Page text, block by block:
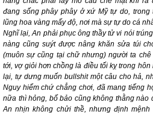
đang sống phây phây ở xứ Mỹ tự do,
lũng hoa vàng mấy độ, nơi mà sự tự do cá
Nghĩ lại, An phải phục ông thầy tử vi nói
nàng cũng suýt được nâng khăn sửa túi
(muôn sự cũng tại chữ nhưng) người ta
tới, vợ giỏi hơn chồng là điều tối kỵ trong
lại, tự dưng muốnbullshitmột câu cho hả,
Nguy hiểm chứ chẳng chơi, đã mang tiếng
nữa thì hỏng, bố bảo cũng không thằng nào
An nhịn không chửi thề, nhưng định